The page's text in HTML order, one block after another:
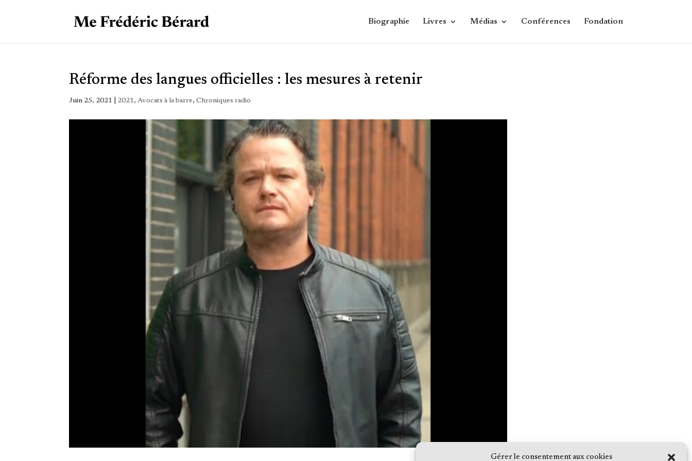
Gérer le consentement aux cookies
Biographie Livres Médias Conférences Fondation
Réforme des langues officielles : les mesures à retenir
Juin 25, 2021 2021,Avocats à la barre,Chroniques radio